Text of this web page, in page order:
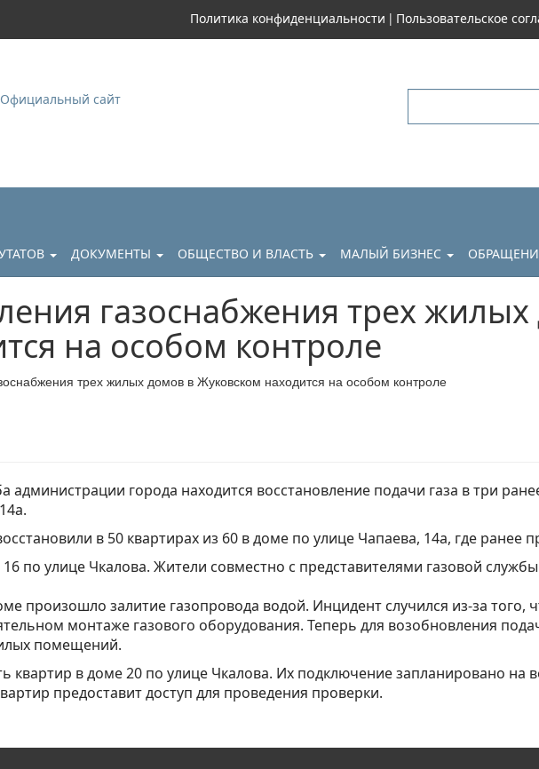
Политика конфиденциальности | Пользовательское
ДОКУМЕНТЫ ОБЩЕСТВО И ВЛАСТЬ МАЛЫЙ БИЗНЕС
газоснабжения трех
на особом контроле
трех жилых домов в Жуковском находится на особом контроле
администрации города находится восстановление подачи газа в три
в 50 квартирах из 60 в доме по улице Чапаева, 14а, где ранее
по улице Чкалова. Жители совместно с представителями газовой
произошло залитие газопровода водой. Инцидент случился из-за того,
монтаже газового оборудования. Теперь для возобновления
помещений.
квартир в доме 20 по улице Чкалова. Их подключение запланировано на
предоставит доступ для проведения проверки.⠀